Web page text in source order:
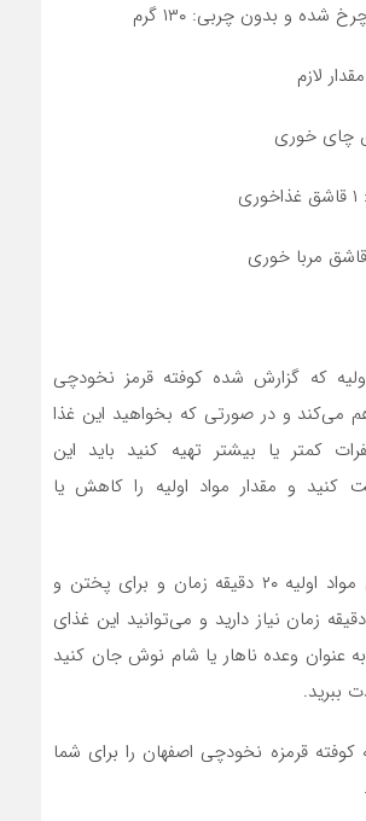
و بدون چربی: ۱۳۰ گرم
لازم
که گزارش شده کوفته قرمز نخودچی
فراهم می‌کند و در صورتی که بخواهید این غذا
کمتر یا بیشتر تهیه کنید باید این
کنید و مقدار مواد اولیه را کاهش یا
برای آماده سازی مواد اولیه ۲۰ دقیقه زمان و برای پختن و
افتادن آن ۱۰ دقیقه زمان نیاز دارید و می‌توانید این غذای
عنوان وعده ناهار یا شام نوش جان کنید
ببرید.
کوفته قرمزه نخودچی اصفهان را برای شما